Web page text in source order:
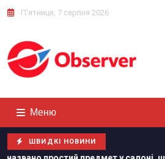
П'ятниця, 7 серпня 2026
Меню
ШВИДКІ НОВИНИ